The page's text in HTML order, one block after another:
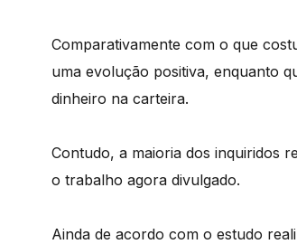
Comparativamente com o que
uma evolução positiva, enquanto
dinheiro na carteira.
Contudo, a maioria dos inquiridos
o trabalho agora divulgado.
Ainda de acordo com o estudo